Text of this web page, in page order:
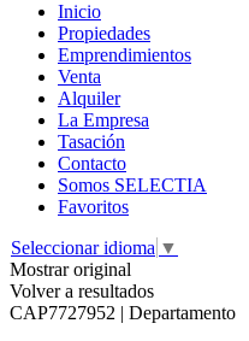
Inicio
Propiedades
Emprendimientos
Venta
Alquiler
La Empresa
Tasación
Contacto
Somos SELECTIA
Favoritos
Seleccionar idioma ▼
Mostrar original
Volver a resultados
CAP7727952 | Departamento